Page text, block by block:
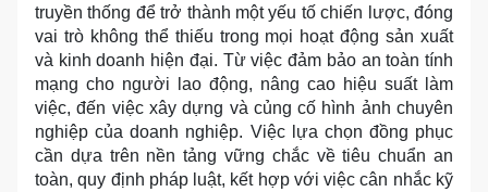
truyền thống để trở thành một yếu tố chiến lược, đóng
vai trò không thể thiếu trong mọi hoạt động sản xuất
và kinh doanh hiện đại. Từ việc đảm bảo an toàn tính
mạng cho người lao động, nâng cao hiệu suất làm
việc, đến việc xây dựng và củng cố hình ảnh chuyên
nghiệp của doanh nghiệp. Việc lựa chọn đồng phục
cần dựa trên nền tảng vững chắc về tiêu chuẩn an
toàn, quy định pháp luật, kết hợp với việc cân nhắc kỹ